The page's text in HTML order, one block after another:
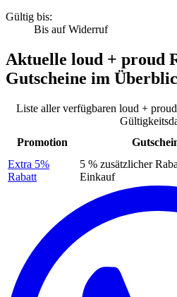
Gültig bis:
Bis auf Widerruf
Aktuelle loud + proud
Gutscheine im
Liste aller verfügbaren loud +
Promotion
Extra 5%
Rabatt
5 % zusätzlicher
Einkauf